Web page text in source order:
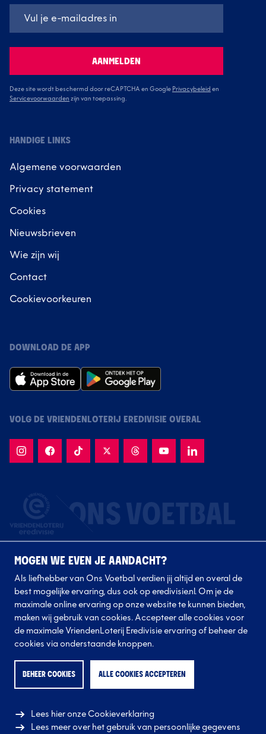
AANMELDEN
Deze site wordt beschermd door reCAPTCHA en Google Privacybeleid en
Servicevoorwaarden zijn van toepassing.
HANDIGE LINKS
Algemene voorwaarden
Privacy statement
Cookies
Nieuwsbrieven
Wie zijn wij
Contact
Cookievoorkeuren
DOWNLOAD DE APP
VOLG DE VRIENDENLOTERIJ EREDIVISIE OVERAL
Volg onze clubs
© 2026 Eredivisie CV
Alle rechten voorbehouden.
MOGEN WE EVEN JE AANDACHT?
Als liefhebber van Ons Voetbal verdien jij altijd en overal de
best mogelijke ervaring, dus ook op eredivisie.nl. Om je de
maximale online ervaring op onze website te kunnen bieden,
maken wij gebruik van cookies. Accepteer alle cookies voor
de maximale VriendenLoterij Eredivisie ervaring of beheer de
cookies via onderstaande knoppen.
BEHEER COOKIES ALLE COOKIES ACCEPTEREN
Lees hier onze Cookieverklaring
Lees meer over het gebruik van persoonlijke gegevens